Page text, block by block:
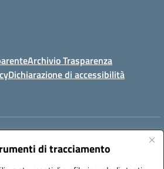
di tracciamento
Archivio Trasparenza
Dichiarazione di accessibilità
czic869004@istruzione.it